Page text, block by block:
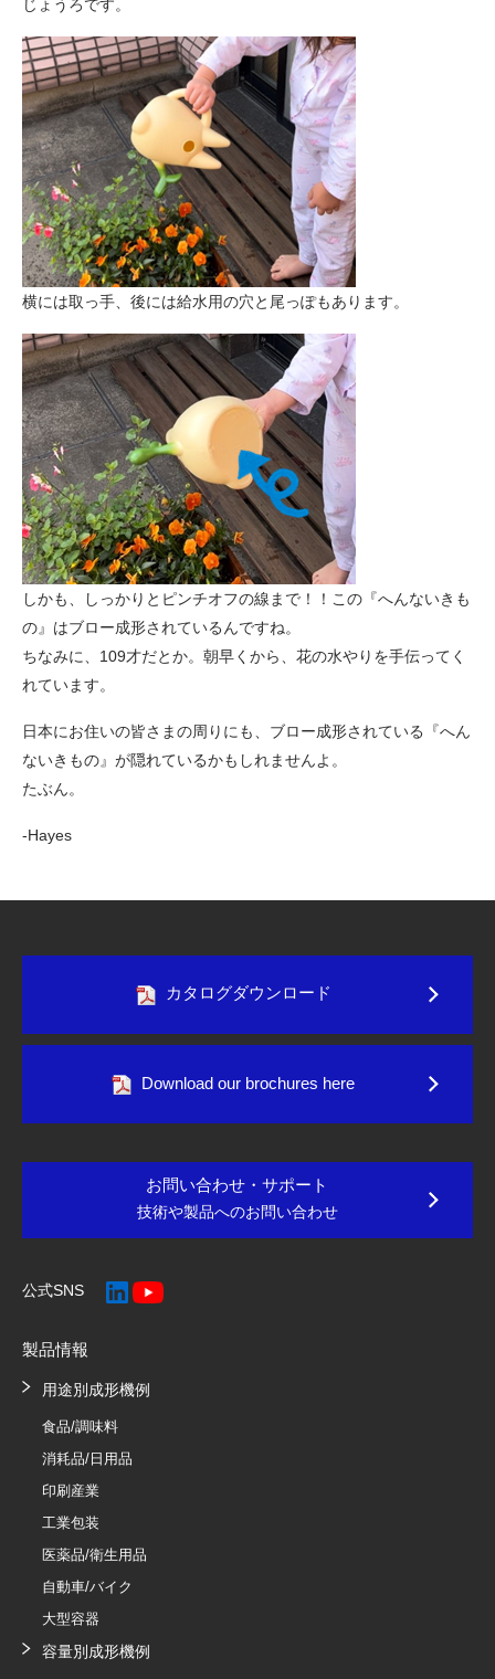
じょうろです。
横には取っ手、後には給水用の穴と尾っぽもあります。
しかも、しっかりとピンチオフの線まで！！この『へんないきも
の』はブロー成形されているんですね。
ちなみに、109才だとか。朝早くから、花の水やりを手伝ってく
れています。
日本にお住いの皆さまの周りにも、ブロー成形されている『へん
ないきもの』が隠れているかもしれませんよ。
たぶん。
-Hayes
製品情報
用途別成形機例
食品/調味料
消耗品/日用品
印刷産業
工業包装
医薬品/衛生用品
自動車/バイク
大型容器
容量別成形機例
カタログダウンロード
Download our brochures here
お問い合わせ・サポート
技術や製品へのお問い合わせ
公式SNS